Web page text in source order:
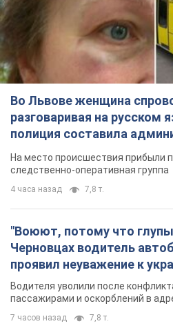
Во Львове женщина
разговаривая на русском
полиция составила
протокол. Видео
На место происшествия прибыли
следственно-оперативная группа
4 часа назад 7,8 т.
"Воюют, потому что
Черновцах водитель
проявил неуважение к
военным и поплатился за
Видео
Водителя уволили после
пассажирами и оскорблений в
7 часов назад 7,8 т.